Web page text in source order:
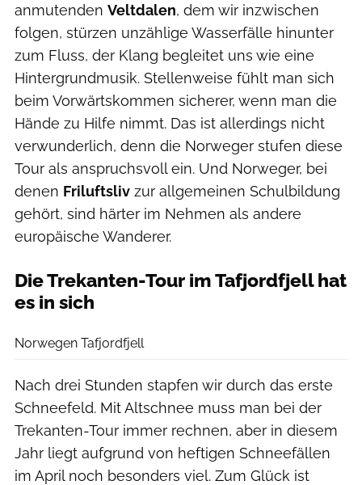
anmutenden Veltdalen, dem wir inzwischen
folgen, stürzen unzählige Wasserfälle hinunter
zum Fluss, der Klang begleitet uns wie eine
Hintergrundmusik. Stellenweise fühlt man sich
beim Vorwärtskommen sicherer, wenn man die
Hände zu Hilfe nimmt. Das ist allerdings nicht
verwunderlich, denn die Norweger stufen diese
Tour als anspruchsvoll ein. Und Norweger, bei
denen Friluftsliv zur allgemeinen Schulbildung
gehört, sind härter im Nehmen als andere
europäische Wanderer.
Die Trekanten-Tour im Tafjordfjell hat
es in sich
Norwegen Tafjordfjell
Nach drei Stunden stapfen wir durch das erste
Schneefeld. Mit Altschnee muss man bei der
Trekanten-Tour immer rechnen, aber in diesem
Jahr liegt aufgrund von heftigen Schneefällen
im April noch besonders viel. Zum Glück ist